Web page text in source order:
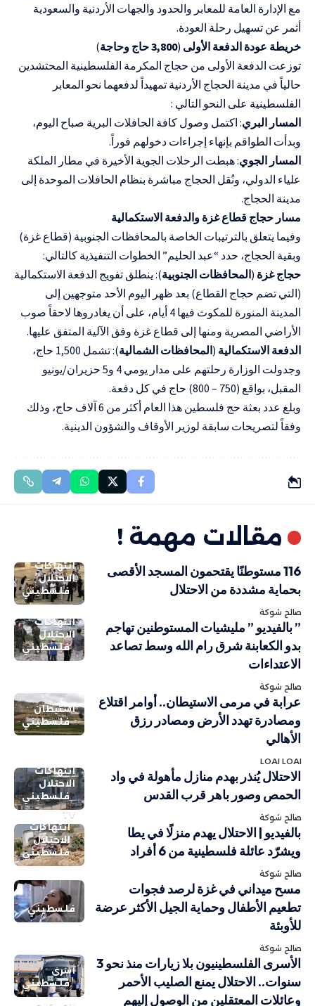
مع الإدارة العامة للمعابر والحدود والجهات الأردنية والسعودية
أثمر عن تسهيل رحلة العودة.
خريطة عودة الدفعة الأولى (
3,800حاج وحاجة)
توزعت الدفعة الأولى من حجاج المكرمة الفلسطينية المحتشدين
حالياً في مدينة الحجاج الأردنية تمهيداً لدفعهما نحو المعابر
الفلسطينية على النحو التالي :
المسار البري: اكتمل وصول كافة الحافلات البرية صباح اليوم،
وبدأت الطواقم بإنهاء إجراءات دخولهم فوراً.
المسار الجوي: هبطت الرحلات الجوية الأخيرة في مطار الملكة
علياء الدولي، ونُقل الحجاج مباشرة بنظام الحافلات الموحدة إلى
مدينة الحجاج.
مسار حجاج قطاع غزة والدفعة الاستكمالية
وفيما يتعلق بالترتيبات الخاصة بالمحافظات الجنوبية (قطاع غزة)
وبقية الحجاج، حدد “عبد الحليم” الخطوات التنفيذية كالتالي:
حجاج غزة (المحافظات الجنوبية): ينطلق تفويج الدفعة الاستكمالية
(التي تضم حجاج القطاع) بعد ظهر اليوم الأحد متوجهين إلى
المدينة المنورة للمكوث فيها 4 أيام، على أن يغادروها لاحقاً صوب
الأراضي المصرية ومنها إلى قطاع غزة وفق الآلية المتفق عليها.
الدفعة الاستكمالية (المحافظات الشمالية
): تشمل 1,500 حاج،
وجدولت الوزارة رحلتهم على مدار يومي 4 و5 حزيران/يونيو
المقبل، بواقع (750 – 800) حاج في كل دفعة.
وبلغ عدد بعثة حج فلسطين هذا العام أكثر من 6 آلاف حاج، وذلك
وفقاً لتصريحات سابقة لوزير الأوقاف والشؤون الدينية.
مقالات مهمة !
انتهاكات
الاحتلال
فلسطيني
116 مستوطنًا يقتحمون المسجد الأقصى
بحماية مشددة من الاحتلال
صالح شوكة
انتهاكات
الاحتلال
فلسطيني
” بالفيديو ” مليشيات المستوطنين تهاجم
بدو الكعابنة شرق رام الله وسط تصاعد
الاعتداءات
صالح شوكة
استيطان
فلسطيني
عرابة في مرمى الاستيطان.. أوامر اقتلاع
ومصادرة تهدد الأرض ومصادر رزق
الأهالي
LOAI LOAI
انتهاكات
الاحتلال
فلسطيني
الاحتلال يُنذر بهدم منازل مأهولة في واد
الحمص وصور باهر قرب القدس
صالح شوكة
TV
انتهاكات
الاحتلال
فلسطيني
بالفيديو | الاحتلال يهدم منزلًا في يطا
ويشرّد عائلة فلسطينية من 6 أفراد
صالح شوكة
فلسطيني
مسح ميداني في غزة لرصد فجوات
تطعيم الأطفال وحماية الجيل الأكثر عرضة
للأوبئة
صالح شوكة
أسرى
فلسطيني
الأسرى الفلسطينيون بلا زيارات منذ نحو 3
سنوات.. الاحتلال يمنع الصليب الأحمر
وعائلات المعتقلين من الوصول إليهم